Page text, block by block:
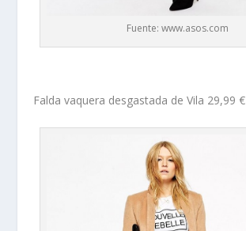
Fuente: www.asos.com
Falda vaquera desgastada de Vila 29,99 €